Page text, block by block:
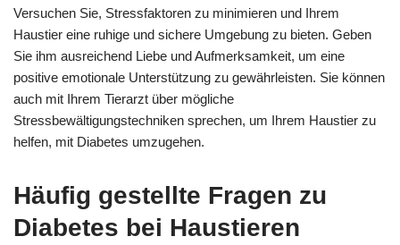
Versuchen Sie, Stressfaktoren zu minimieren und Ihrem
Haustier eine ruhige und sichere Umgebung zu bieten. Geben
Sie ihm ausreichend Liebe und Aufmerksamkeit, um eine
positive emotionale Unterstützung zu gewährleisten. Sie können
auch mit Ihrem Tierarzt über mögliche
Stressbewältigungstechniken sprechen, um Ihrem Haustier zu
helfen, mit Diabetes umzugehen.
Häufig gestellte Fragen zu
Diabetes bei Haustieren